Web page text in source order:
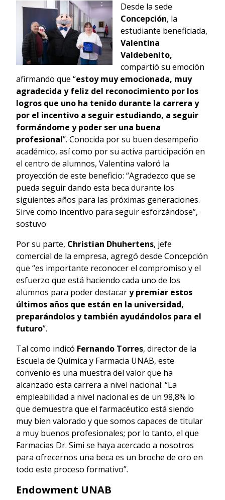
Desde la sede
Concepción, la
estudiante beneficiada,
Valentina
Valdebenito,
compartió su emoción
afirmando que “estoy muy emocionada, muy
agradecida y feliz del reconocimiento por los
logros que uno ha tenido durante la carrera y
por el incentivo a seguir estudiando, a seguir
formándome y poder ser una buena
profesional”. Conocida por su buen desempeño
académico, así como por su activa participación en
el centro de alumnos, Valentina valoró la
proyección de este beneficio: “Agradezco que se
pueda seguir dando esta beca durante los
siguientes años para las próximas generaciones.
Sirve como incentivo para seguir esforzándose”,
sostuvo
Por su parte, Christian Dhuhertens, jefe
comercial de la empresa, agregó desde Concepción
que “es importante reconocer el compromiso y el
esfuerzo que está haciendo cada uno de los
alumnos para poder destacary premiar estos
últimos años que están en la universidad,
preparándolos y también ayudándolos para el
futuro”.
Tal como indicó Fernando Torres, director de la
Escuela de Química y Farmacia UNAB, este
convenio es una muestra del valor que ha
alcanzado esta carrera a nivel nacional: “La
empleabilidad a nivel nacional es de un 98,8% lo
que demuestra que el farmacéutico está siendo
muy bien valorado y que somos capaces de titular
a muy buenos profesionales; por lo tanto, el que
Farmacias Dr. Simi se haya acercado a nosotros
para ofrecernos una beca es un broche de oro en
todo este proceso formativo”.
Endowment UNAB